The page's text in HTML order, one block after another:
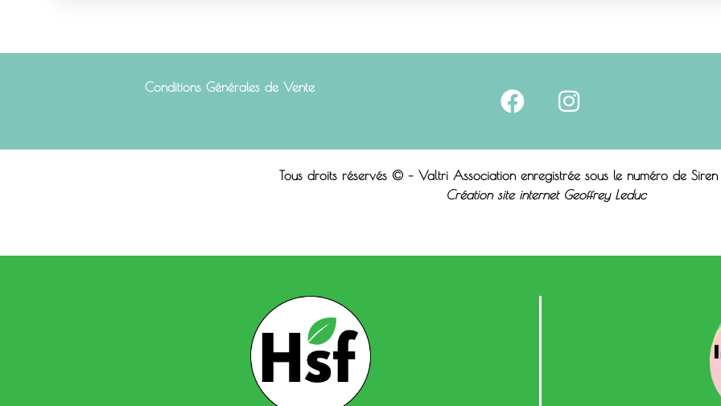
Conditions Générales de Vente
Tous droits réservés © – Valtri Association enregistrée sous le numéro de
Création site internet Geoffrey Leduc